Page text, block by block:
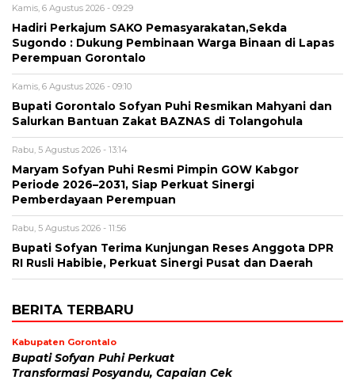
Kamis, 6 Agustus 2026 - 09:29
Hadiri Perkajum SAKO Pemasyarakatan,Sekda
Sugondo : Dukung Pembinaan Warga Binaan di Lapas
Perempuan Gorontalo
Kamis, 6 Agustus 2026 - 09:10
Bupati Gorontalo Sofyan Puhi Resmikan Mahyani dan
Salurkan Bantuan Zakat BAZNAS di Tolangohula
Rabu, 5 Agustus 2026 - 13:14
Maryam Sofyan Puhi Resmi Pimpin GOW Kabgor
Periode 2026–2031, Siap Perkuat Sinergi
Pemberdayaan Perempuan
Rabu, 5 Agustus 2026 - 11:56
Bupati Sofyan Terima Kunjungan Reses Anggota DPR
RI Rusli Habibie, Perkuat Sinergi Pusat dan Daerah
BERITA TERBARU
Kabupaten Gorontalo
Bupati Sofyan Puhi Perkuat
Transformasi Posyandu, Capaian Cek